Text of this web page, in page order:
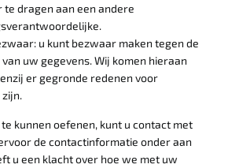
te dragen aan een andere
u kunt bezwaar maken tegen de
uw gegevens. Wij komen hieraan
er gegronde redenen voor
kunnen oefenen, kunt u contact met
de contactinformatie onder aan
u een klacht over hoe we met uw